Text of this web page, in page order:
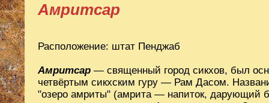
Амритсар
Расположение: штат Пенджаб
Амритсар — священный город сикхов, был
четвёртым сикхским гуру — Рам Дасом.
"озеро амриты" (амрита — напиток, дарующий